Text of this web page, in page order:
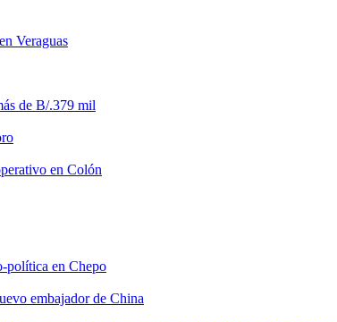
Veraguas
de B/.379 mil
en Colón
política en Chepo
embajador de China